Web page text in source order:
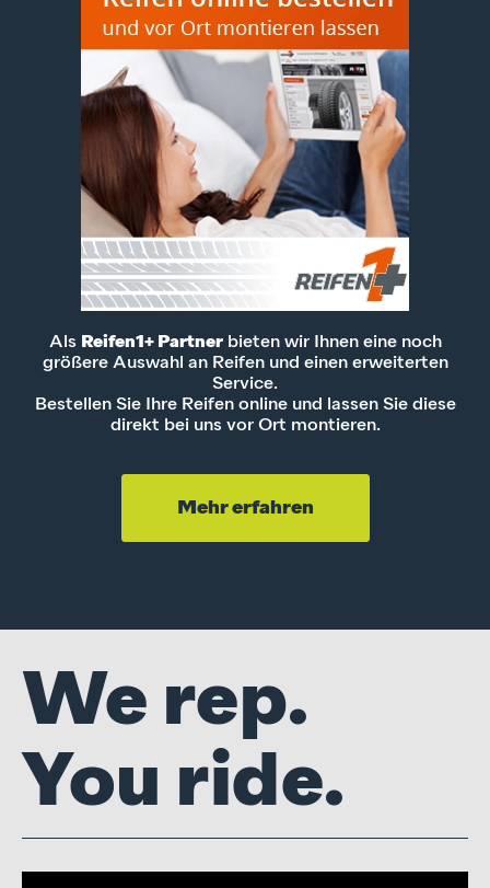
Als Reifen1+ Partnerbieten wir Ihnen eine noch
größere Auswahl an Reifen und einen erweiterten
Service.
Bestellen Sie Ihre Reifen online und lassen Sie diese
direkt bei uns vor Ort montieren.
Mehr erfahren
We rep.
You ride.